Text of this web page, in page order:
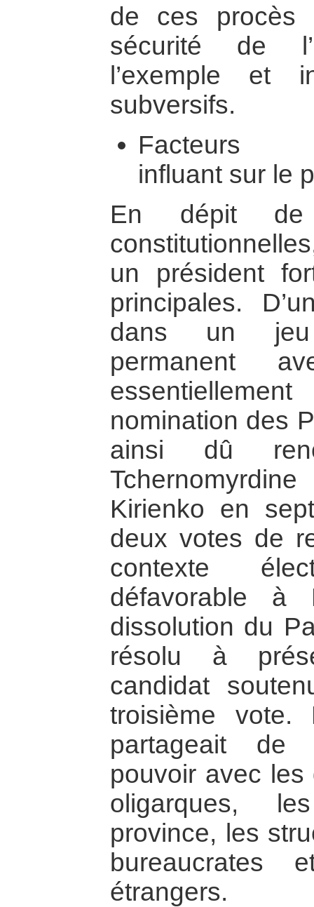
de ces procès
sécurité de
l’exemple et
subversifs.
Facteurs
influant sur le
En dépit de
un président
principales.
dans un jeu
permanent
nomination des
ainsi dû
Kirienko en
deux votes de
contexte
défavorable
dissolution du
résolu à
candidat
troisième vote.
partageait de
pouvoir avec
oligarques,
province, les
bureaucrates
étrangers.